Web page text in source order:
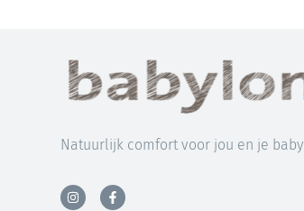
Natuurlijk comfort voor jou en je baby